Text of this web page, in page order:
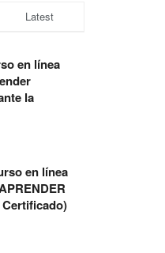
Latest
en línea
la
en línea
Certificado)